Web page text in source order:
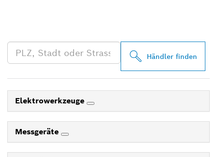
Händler finden
Elektrowerkzeuge
Messgeräte